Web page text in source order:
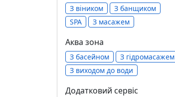
З віником
З банщиком
SPA
З масажем
Аква зона
З басейном
З гідромасажем
З виходом до води
Додатковий сервіс